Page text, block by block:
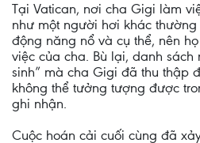
Tại Vatican, nơi cha Gigi làm
như một người hơi khác
động năng nổ và cụ thể, nên
việc của cha. Bù lại, danh
sinh” mà cha Gigi đã thu thập
không thể tưởng tượng được
ghi nhận.
Cuộc hoán cải cuối cùng đã